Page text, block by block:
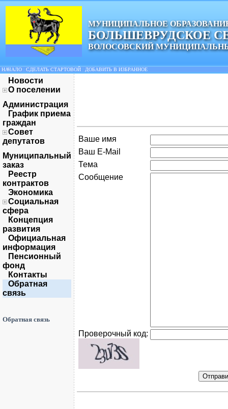
МУНИЦИПАЛЬНОЕ
БОЛЬШЕВРУДСКОЕ
ВОЛОСОВСКИЙ
НАЧАЛО СДЕЛАТЬ СТАРТОВОЙ ДОБАВИТЬ В ИЗБРАННОЕ
Новости
О поселении
Администрация
График приема
граждан
Совет
депутатов
Муниципальный
заказ
Реестр
контрактов
Экономика
Социальная
сфера
Концепция
развития
Официальная
информация
Пенсионный
фонд
Контакты
Обратная
связь
Обратная связь
Ваше имя
Ваш E-Mail
Тема
Сообщение
Проверочный код: